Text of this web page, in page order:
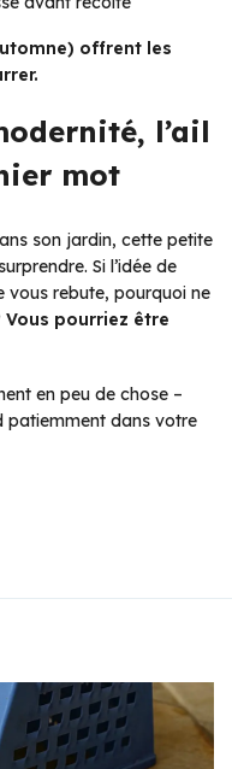
offrent les
l’ail
mot
son jardin, cette petite
Si l’idée de
vous rebute, pourquoi ne
Vous pourriez être
en peu de chose –
patiemment dans votre